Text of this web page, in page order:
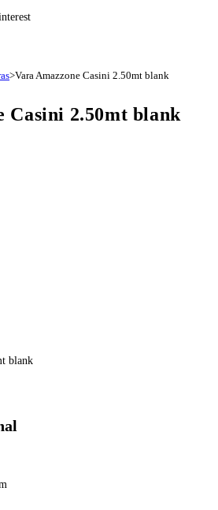
>Vara Amazzone Casini 2.50mt blank
Casini 2.50mt blank
blank